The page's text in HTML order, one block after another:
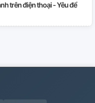
trên điện thoại - Yêu để